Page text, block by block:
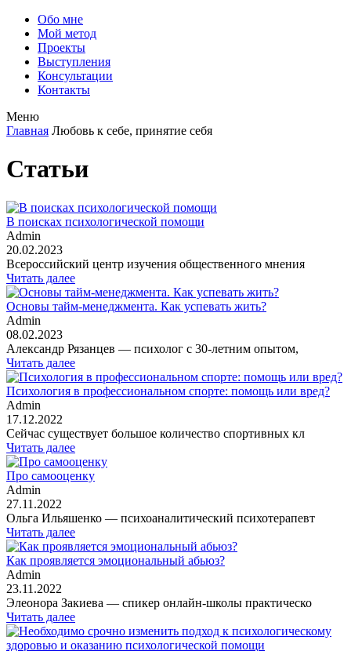
Обо мне
Мой метод
Проекты
Выступления
Консультации
Контакты
Меню
Главная Любовь к себе, принятие себя
Статьи
В поисках психологической помощи
Admin
20.02.2023
Всероссийский центр изучения общественного мнения
Читать далее
Основы тайм-менеджмента. Как успевать жить?
Admin
08.02.2023
Александр Рязанцев — психолог с 30-летним опытом,
Читать далее
Психология в профессиональном спорте: помощь или вред?
Admin
17.12.2022
Сейчас существует большое количество спортивных кл
Читать далее
Про самооценку
Admin
27.11.2022
Ольга Ильяшенко — психоаналитический психотерапевт
Читать далее
Как проявляется эмоциональный абьюз?
Admin
23.11.2022
Элеонора Закиева — спикер онлайн-школы практическо
Читать далее